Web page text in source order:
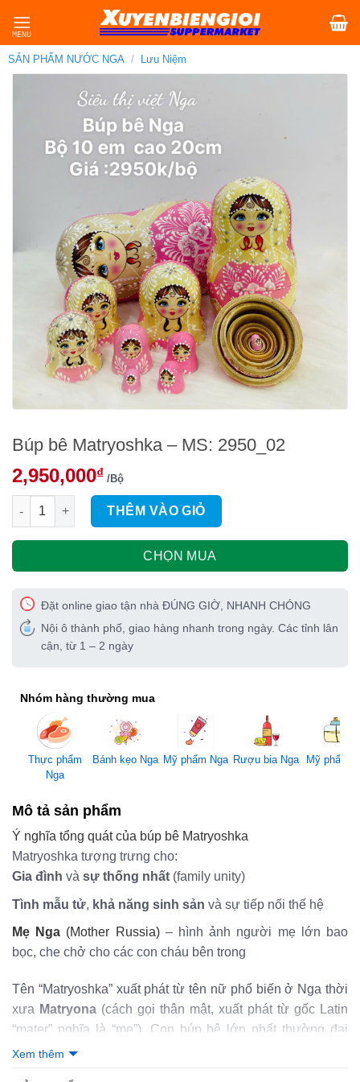
content
SẢN PHẨM NƯỚC NGA / Lưu Niệm
Búp bê Matryoshka – MS: 2950_02
2,950,000₫ /Bộ
Búp bê Matryoshka – MS: 2950_02 số lượng
THÊM VÀO GIỎ
CHỌN MUA
Đặt online giao tận nhà ĐÚNG GIỜ, NHANH CHÓNG
Nội ô thành phố, giao hàng nhanh trong ngày. Các tỉnh lân
cận, từ 1 – 2 ngày
Nhóm hàng thường mua
Thực phẩm
Nga
Bánh kẹo Nga Mỹ phẩm Nga Rượu bia Nga Mỹ phẩm
Mô tả sản phẩm
Ý nghĩa tổng quát của búp bê Matryoshka
Matryoshka tượng trưng cho:
Gia đình và sự thống nhất (family unity)
Tình mẫu tử, khả năng sinh sản và sự tiếp nối thế hệ
Mẹ Nga (Mother Russia)– hình ảnh người mẹ lớn bao
bọc, che chở cho các con cháu bên trong
Tên “Matryoshka” xuất phát từ tên nữ phổ biến ở Nga thời
xưa Matryona (cách gọi thân mật, xuất phát từ gốc Latin
“mater” nghĩa là “mẹ”). Con búp bê lớn nhất thường đại
diện cho người mẹ
Xem thêm